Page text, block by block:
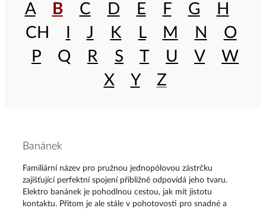
A B C D E F G
H
CH
J K L M N
O
P Q R S T U V
W
X
Y Z
Banánek
Familiární název pro pružnou jednopólovou zástrčku
zajišťující perfektní spojení přibližně odpovídá jeho tvaru.
Elektro banánek je pohodlnou cestou, jak mít jistotu
kontaktu. Přitom je ale stále v pohotovosti pro snadné a